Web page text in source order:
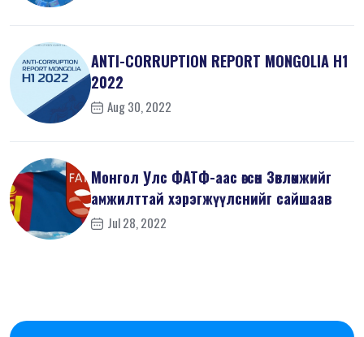
ANTI-СORRUPTION REPORT MONGOLIA H1
2022
Aug 30, 2022
Монгол Улс ФАТФ-аас өгсөн Зөвлөмжийг
амжилттай хэрэгжүүлснийг сайшаав
Jul 28, 2022